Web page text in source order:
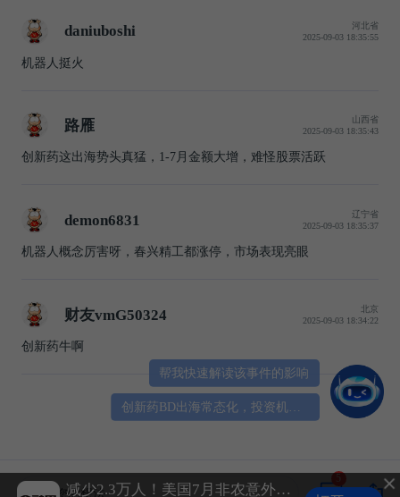
daniuboshi
河北省
2025-09-03 18:35:55
机器人挺火
路雁
山西省
2025-09-03 18:35:43
创新药这出海势头真猛，1-7月金额大增，难怪股票活跃
demon6831
辽宁省
2025-09-03 18:35:37
机器人概念厉害呀，春兴精工都涨停，市场表现亮眼
财友vmG50324
北京
2025-09-03 18:34:22
创新药牛啊
谈谈您的想法...
帮我快速解读该事件的影响
创新药BD出海常态化，投资机会在哪？
减少2.3万人！美国7月非农意外爆冷，黄金大涨超50美元 金十速递：美国7月非农报告全